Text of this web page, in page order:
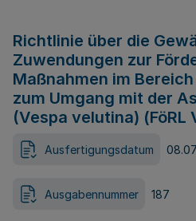
Richtlinie über die
Zuwendungen zur
Maßnahmen im
zum Umgang mit der
(Vespa velutina) (FöRL
Ausfertigungsdatum
Ausgabennummer 187